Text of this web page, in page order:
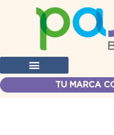
TU MARCA